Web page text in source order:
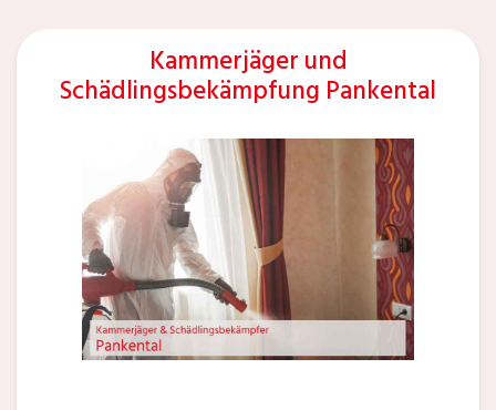
Kammerjäger und
Schädlingsbekämpfung Pankental